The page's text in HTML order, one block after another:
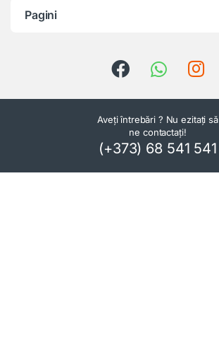
Pagini
Aveți întrebări ? Nu ezitați să
ne contactați!
(+373) 68 541 541